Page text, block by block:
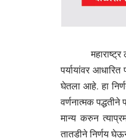
महाराष्ट्र
पर्यायांवर
घेतला आहे. हा
वर्णनात्मक पद्धतीने
मान्य करुन
तातडीने निर्णय